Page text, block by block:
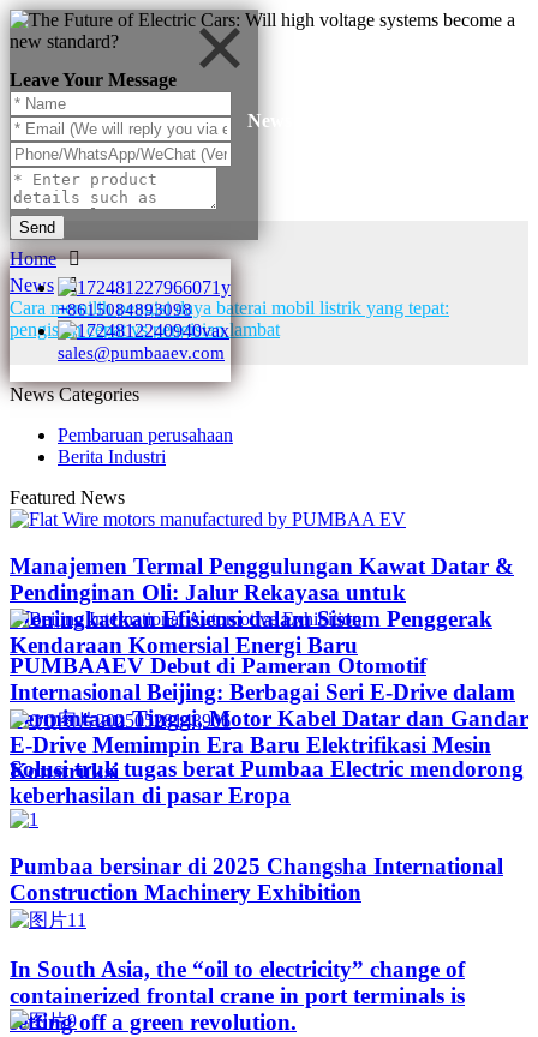
Leave Your Message
Send
+8615084893098
sales@pumbaaev.com
News
Home
News
Cara memilih pengisi daya baterai mobil listrik yang tepat:
pengisian cepat vs pengisian lambat
News Categories
Pembaruan perusahaan
Berita Industri
Featured News
Manajemen Termal Penggulungan Kawat Datar &
Pendinginan Oli: Jalur Rekayasa untuk
Meningkatkan Efisiensi dalam Sistem Penggerak
Kendaraan Komersial Energi Baru
PUMBAAEV Debut di Pameran Otomotif
Internasional Beijing: Berbagai Seri E-Drive dalam
Permintaan Tinggi, Motor Kabel Datar dan Gandar
E-Drive Memimpin Era Baru Elektrifikasi Mesin
Konstruksi
Solusi truk tugas berat Pumbaa Electric mendorong
keberhasilan di pasar Eropa
Pumbaa bersinar di 2025 Changsha International
Construction Machinery Exhibition
In South Asia, the “oil to electricity” change of
containerized frontal crane in port terminals is
setting off a green revolution.